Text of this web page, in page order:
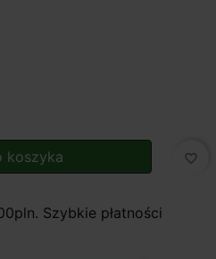
koszyka favorite_border
Szybkie płatności